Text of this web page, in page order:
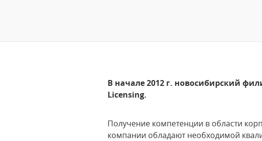
В начале 2012 г. новосибирский
Licensing.
Получение компетенции в области
компании обладают необходимой